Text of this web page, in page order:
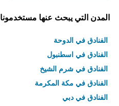
المدن التي يبحث عنها مستخدمونا
الفنادق في الدوحة
الفنادق في اسطنبول
الفنادق في شرم الشيخ
الفنادق في مكة المكرمة
الفنادق في دبي